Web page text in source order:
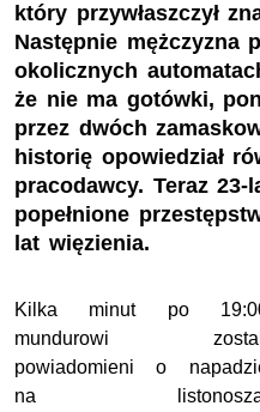
który przywłaszczył
Następnie mężczyzna
okolicznych
że nie ma gotówki,
przez dwóch
historię opowiedział
pracodawcy. Teraz
popełnione
lat więzienia.
Kilka minut po
mundurowi
powiadomieni o
na